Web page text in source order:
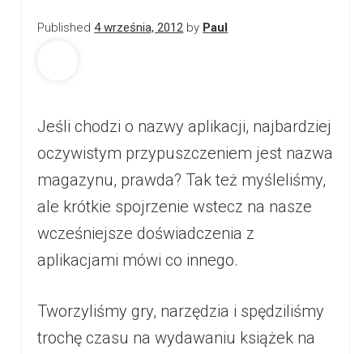
Published4 września, 2012 by Paul
Jeśli chodzi o nazwy aplikacji, najbardziej
oczywistym przypuszczeniem jest nazwa
magazynu, prawda? Tak też myśleliśmy,
ale krótkie spojrzenie wstecz na nasze
wcześniejsze doświadczenia z
aplikacjami mówi co innego.
Tworzyliśmy gry, narzędzia i spędziliśmy
trochę czasu na wydawaniu książek na